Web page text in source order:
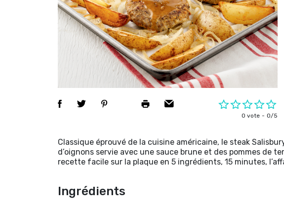
0 vote 0/5
Classique éprouvé de la cuisine américaine, le steak
d’oignons servie avec une sauce brune et des pommes de
recette facile sur la plaque en 5 ingrédients, 15 minutes,
Ingrédients